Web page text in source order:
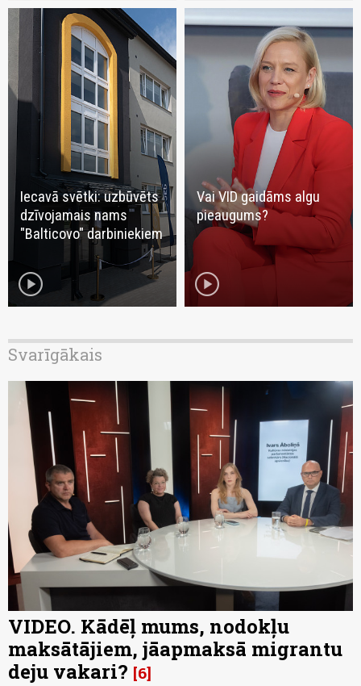
Iecavā svētki: uzbūvēts
dzīvojamais nams
"Balticovo" darbiniekiem
play_circle
Vai VID gaidāms algu
pieaugums?
play_circle
Svarīgākais
VIDEO. Kādēļ mums, nodokļu
maksātājiem, jāapmaksā migrantu
deju vakari? 6